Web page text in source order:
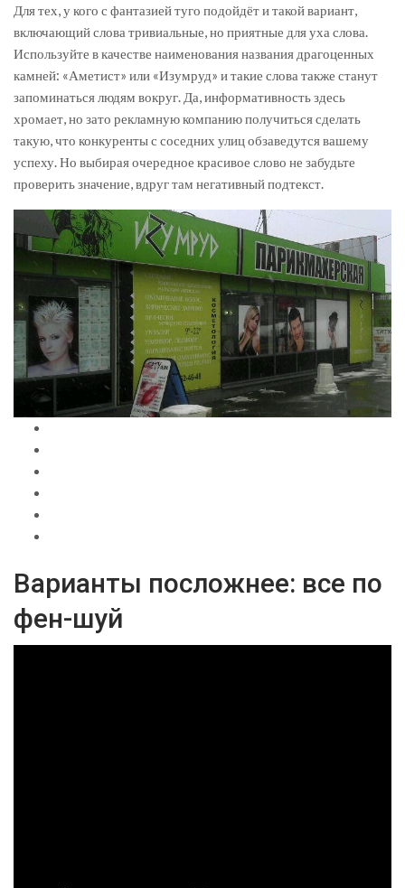
Для тех, у кого с фантазией туго подойдёт и такой вариант,
включающий слова тривиальные, но приятные для уха слова.
Используйте в качестве наименования названия драгоценных
камней: «Аметист» или «Изумруд» и такие слова также станут
запоминаться людям вокруг. Да, информативность здесь
хромает, но зато рекламную компанию получиться сделать
такую, что конкуренты с соседних улиц обзаведутся вашему
успеху. Но выбирая очередное красивое слово не забудьте
проверить значение, вдруг там негативный подтекст.
Варианты посложнее: все по
фен-шуй